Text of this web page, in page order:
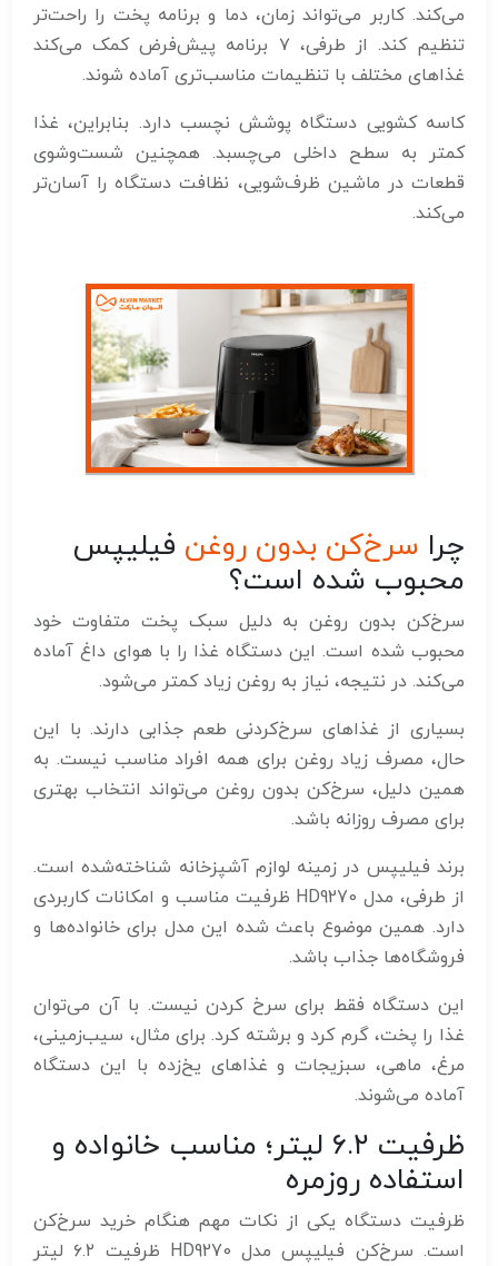
می‌کند. کاربر می‌تواند زمان، دما و برنامه پخت را راحت‌تر
تنظیم کند. از طرفی، ۷ برنامه پیش‌فرض کمک می‌کند
غذاهای مختلف با تنظیمات مناسب‌تری آماده شوند.
کاسه کشویی دستگاه پوشش نچسب دارد. بنابراین، غذا
کمتر به سطح داخلی می‌چسبد. همچنین شست‌وشوی
قطعات در ماشین ظرف‌شویی، نظافت دستگاه را آسان‌تر
می‌کند.
چرا سرخ‌کن بدون روغن فیلیپس
محبوب شده است؟
سرخ‌کن بدون روغن به دلیل سبک پخت متفاوت خود
محبوب شده است. این دستگاه غذا را با هوای داغ آماده
می‌کند. در نتیجه، نیاز به روغن زیاد کمتر می‌شود.
بسیاری از غذاهای سرخ‌کردنی طعم جذابی دارند. با این
حال، مصرف زیاد روغن برای همه افراد مناسب نیست. به
همین دلیل، سرخ‌کن بدون روغن می‌تواند انتخاب بهتری
برای مصرف روزانه باشد.
برند فیلیپس در زمینه لوازم آشپزخانه شناخته‌شده است.
از طرفی، مدل HD9270 ظرفیت مناسب و امکانات کاربردی
دارد. همین موضوع باعث شده این مدل برای خانواده‌ها و
فروشگاه‌ها جذاب باشد.
این دستگاه فقط برای سرخ کردن نیست. با آن می‌توان
غذا را پخت، گرم کرد و برشته کرد. برای مثال، سیب‌زمینی،
مرغ، ماهی، سبزیجات و غذاهای یخ‌زده با این دستگاه
آماده می‌شوند.
ظرفیت ۶.۲ لیتر؛ مناسب خانواده و
استفاده روزمره
ظرفیت دستگاه یکی از نکات مهم هنگام خرید سرخ‌کن
است. سرخ‌کن فیلیپس مدل HD9270 ظرفیت ۶.۲ لیتر